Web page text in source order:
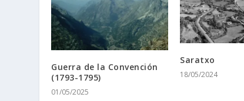
Guerra de la Convención
(1793-1795)
01/05/2025
Saratxo
18/05/2024